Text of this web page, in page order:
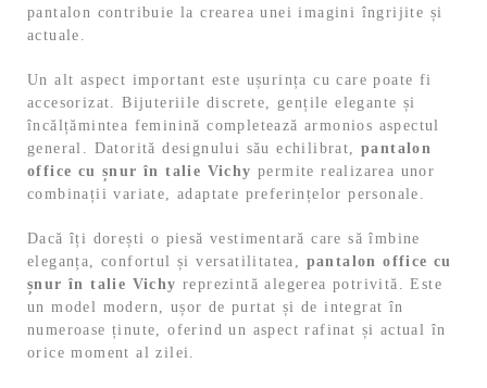
pantalon contribuie la crearea unei imagini îngrijite și
actuale.
Un alt aspect important este ușurința cu care poate fi
accesorizat. Bijuteriile discrete, gențile elegante și
încălțămintea feminină completează armonios aspectul
general. Datorită designului său echilibrat, pantalon
office cu șnur în talie Vichy permite realizarea unor
combinații variate, adaptate preferințelor personale.
Dacă îți dorești o piesă vestimentară care să îmbine
eleganța, confortul și versatilitatea, pantalon office cu
șnur în talie Vichy reprezintă alegerea potrivită. Este
un model modern, ușor de purtat și de integrat în
numeroase ținute, oferind un aspect rafinat și actual în
orice moment al zilei.